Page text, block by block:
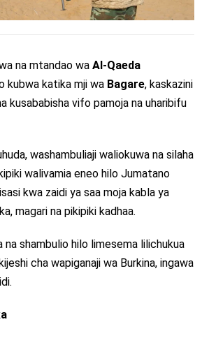
na mtandao wa Al-Qaeda
kubwa katika mji wa Bagare, kaskazini
kusababisha vifo pamoja na uharibifu
washambuliaji waliokuwa na silaha
walivamia eneo hilo Jumatano
kwa zaidi ya saa moja kabla ya
magari na pikipiki kadhaa.
na shambulio hilo limesema lilichukua
cha wapiganaji wa Burkina, ingawa